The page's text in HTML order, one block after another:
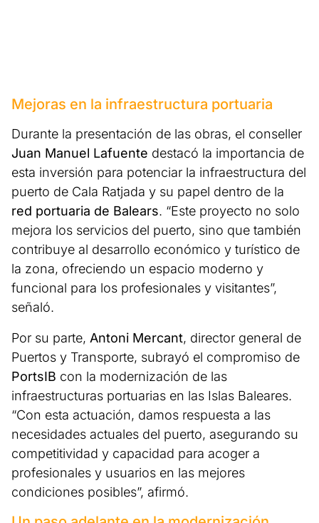
Mejoras en la infraestructura portuaria
Durante la presentación de las obras, el conseller
Juan Manuel Lafuente destacó la importancia de
esta inversión para potenciar la infraestructura del
puerto de Cala Ratjada y su papel dentro de la
red portuaria de Balears. “Este proyecto no solo
mejora los servicios del puerto, sino que también
contribuye al desarrollo económico y turístico de
la zona, ofreciendo un espacio moderno y
funcional para los profesionales y visitantes”,
señaló.
Por su parte, Antoni Mercant, director general de
Puertos y Transporte, subrayó el compromiso de
PortsIB con la modernización de las
infraestructuras portuarias en las Islas Baleares.
“Con esta actuación, damos respuesta a las
necesidades actuales del puerto, asegurando su
competitividad y capacidad para acoger a
profesionales y usuarios en las mejores
condiciones posibles”, afirmó.